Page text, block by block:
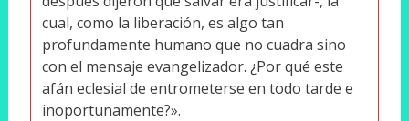
cual, como la liberación, es algo tan
profundamente humano que no cuadra sino
con el mensaje evangelizador. ¿Por qué este
afán eclesial de entrometerse en todo tarde e
inoportunamente?».